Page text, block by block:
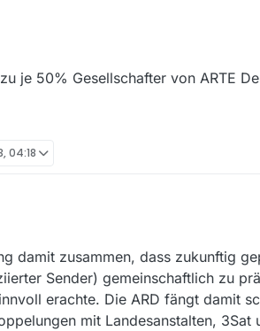
je 50% Gesellschafter von ARTE
04:18
damit zusammen, dass zukunftig
Sender) gemeinschaftlich zu
erachte. Die ARD fängt damit
mit Landesanstalten, 3Sat